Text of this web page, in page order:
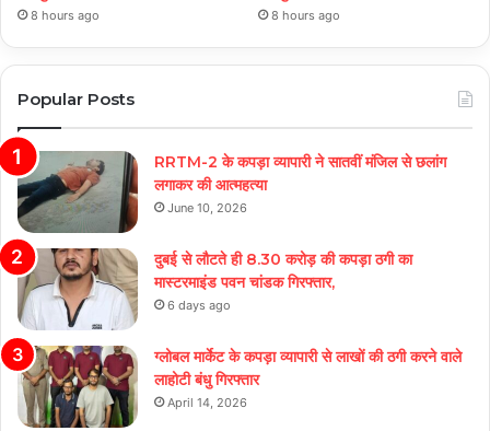
8 hours ago 8 hours ago
Popular Posts
RRTM-2 के कपड़ा व्यापारी ने सातवीं मंजिल से छलांग
लगाकर की आत्महत्या
June 10, 2026
दुबई से लौटते ही 8.30 करोड़ की कपड़ा ठगी का
मास्टरमाइंड पवन चांडक गिरफ्तार,
6 days ago
ग्लोबल मार्केट के कपड़ा व्यापारी से लाखों की ठगी करने वाले
लाहोटी बंधु गिरफ्तार
April 14, 2026